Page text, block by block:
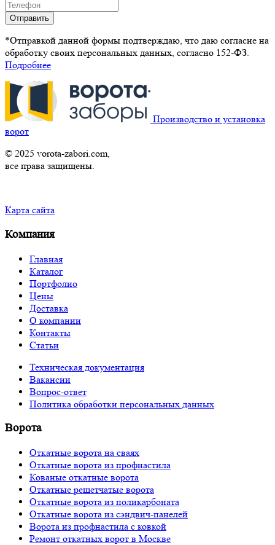
Отправить
*Отправкой данной формы подтверждаю, что даю согласие на
обработку своих персональных данных, согласно 152-ФЗ.
Подробнее
Производство и установка
ворот
© 2025 vorota-zabori.com,
все права защищены.
Карта сайта
Компания
Главная
Каталог
Портфолио
Цены
Доставка
О компании
Контакты
Статьи
Техническая документация
Вакансии
Вопрос-ответ
Политика обработки персональных данных
Ворота
Откатные ворота на сваях
Откатные ворота из профнастила
Кованые откатные ворота
Откатные решетчатые ворота
Откатные ворота из поликарбоната
Откатные ворота из сэндвич-панелей
Ворота из профнастила с ковкой
Ремонт откатных ворот в Москве